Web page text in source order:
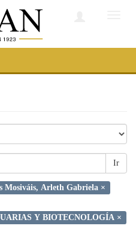
Ir
Mosiváis, Arleth Gabriela ×
Y BIOTECNOLOGÍA ×